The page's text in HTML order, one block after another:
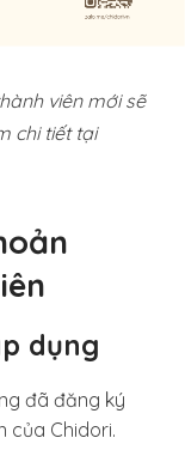
viên mới sẽ
chi tiết tại
dụng
đã đăng ký
của Chidori.